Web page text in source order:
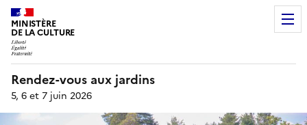
MINISTÈRE
DE LA CULTURE
Rendez-vous aux jardins
5, 6 et 7 juin 2026